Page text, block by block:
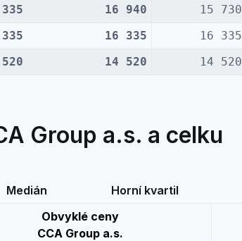
16 940 15 730
16 335 16 335
14 520 14 520
Group a.s. a celku
Medián Horní kvartil
Obvyklé ceny
CCA Group a.s.